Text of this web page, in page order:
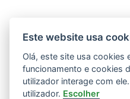
Este website usa
Olá, este site usa cookies
funcionamento e cookies
utilizador interage com
utilizador. Escolher